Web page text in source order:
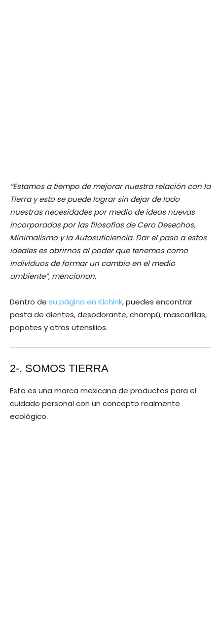
“Estamos a tiempo de mejorar nuestra relación con la
Tierra y esto se puede lograr sin dejar de lado
nuestras necesidades por medio de ideas nuevas
incorporadas por las filosofías de Cero Desechos,
Minimalismo y la Autosuficiencia. Dar el paso a estos
ideales es abrirnos al poder que tenemos como
individuos de formar un cambio en el medio
ambiente”, mencionan.
Dentro de su página en Kichink, puedes encontrar
pasta de dientes, desodorante, champú, mascarillas,
popotes y otros utensilios.
2-. SOMOS TIERRA
Esta es una marca mexicana de productos para el
cuidado personal con un concepto realmente
ecológico.